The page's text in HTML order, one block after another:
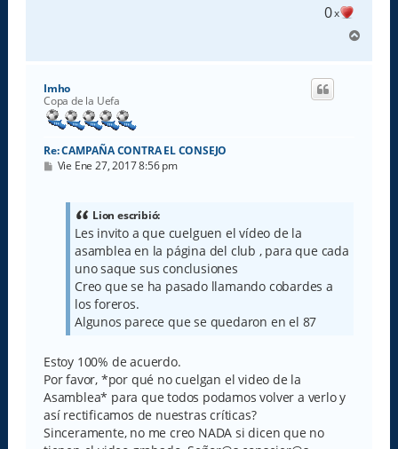
0x
r
Imho
Copa de la Uefa
Re: CAMPAÑA CONTRA EL CONSEJO
M
Vie Ene 27, 2017 8:56 pm
Lion escribió:
Les invito a que cuelguen el vídeo de la
asamblea en la página del club , para que cada
uno saque sus conclusiones
Creo que se ha pasado llamando cobardes a
los foreros.
Algunos parece que se quedaron en el 87
Estoy 100% de acuerdo.
Por favor, *por qué no cuelgan el video de la
Asamblea* para que todos podamos volver a verlo y
así rectificamos de nuestras críticas?
Sinceramente, no me creo NADA si dicen que no